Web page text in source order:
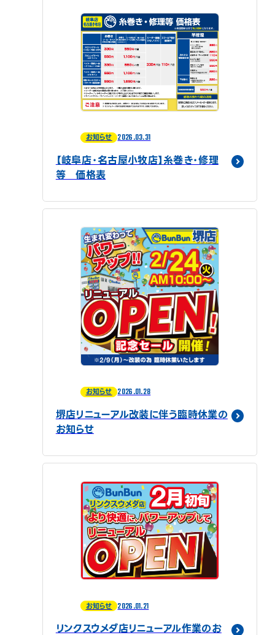
お知らせ 2026.03.31
【岐阜店・名古屋小牧店】糸巻き・修理
等 価格表
お知らせ 2026.01.28
堺店リニューアル改装に伴う臨時休業の
お知らせ
お知らせ 2026.01.21
リンクスウメダ店リニューアル作業のお